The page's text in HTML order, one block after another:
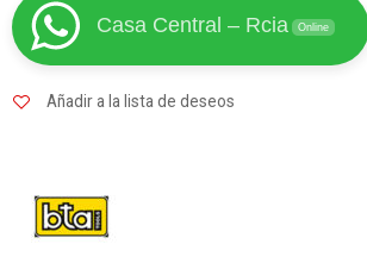
Casa Central – Rcia Online
Añadir a la lista de deseos